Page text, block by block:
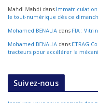
Mahdi Mahdi dans
le tout-numérique dès ce
Mohamed BENALIA dans FIA :
Mohamed BENALIA dans ETRAG
tracteurs pour accélérer la
Suivez-nous